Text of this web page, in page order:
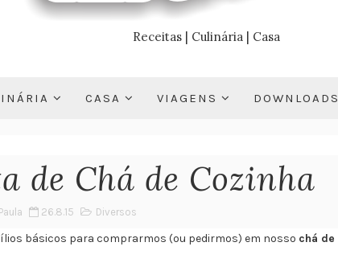
Receitas | Culinária | Casa
CASA VIAGENS DOWNLOADS
de Chá de Cozinha
26.8.15 Diversos
básicos para comprarmos (ou pedirmos) em nosso chá de